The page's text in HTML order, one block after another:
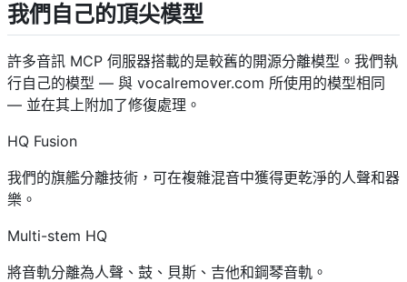
我們自己的頂尖模型
許多音訊 MCP 伺服器搭載的是較舊的開源分離模型。我們執
行自己的模型 — 與 vocalremover.com 所使用的模型相同
— 並在其上附加了修復處理。
HQ Fusion
我們的旗艦分離技術，可在複雜混音中獲得更乾淨的人聲和器
樂。
Multi-stem HQ
將音軌分離為人聲、鼓、貝斯、吉他和鋼琴音軌。